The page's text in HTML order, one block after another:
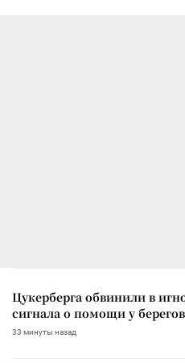
Цукерберга обвинили в
сигнала о помощи у
33 минуты назад